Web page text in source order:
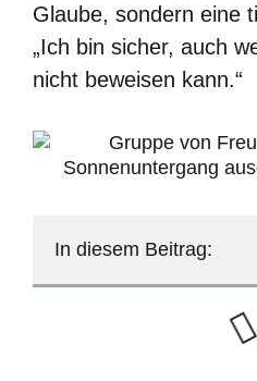
Glaube, sondern eine
„Ich bin sicher, auch
nicht beweisen kann.“
In diesem Beitrag: